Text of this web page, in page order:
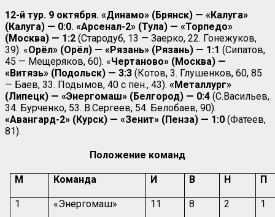
12-й тур. 9 октября. «Динамо» (Брянск) — «Калуга»
(Калуга) — 0:0. «Арсенал-2» (Тула) — «Торпедо»
(Москва) — 1:2 (Стародуб, 13 — Заерко, 22. Гонежуков,
39). «Орёл» (Орёл) — «Рязань» (Рязань) — 1:1 (Сипатов,
45 — Мещеряков, 60). «Чертаново» (Москва) —
«Витязь» (Подольск) — 3:3 (Котов, 3. Глушенков, 60, 85
— Баев, 33. Подымов, 40 с пен., 43). «Металлург»
(Липецк) — «Энергомаш» (Белгород) — 0:4 (С.Васильев,
34. Бурченко, 53. В.Сергеев, 54. Белобаев, 90).
«Авангард-2» (Курск) — «Зенит» (Пенза) — 1:0 (Фатеев,
81).
Положение команд
М Команда И В Н П
1 «Энергомаш» 11 8 2 1